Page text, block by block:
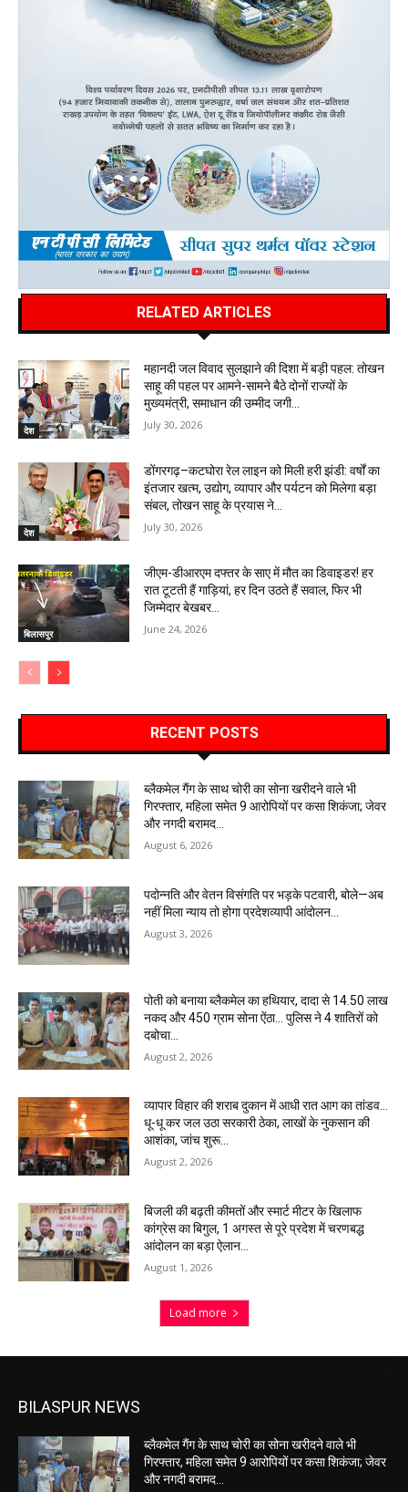
RELATED ARTICLES
देश
महानदी जल विवाद सुलझाने की दिशा में बड़ी पहल: तोखन
साहू की पहल पर आमने-सामने बैठे दोनों राज्यों के
मुख्यमंत्री, समाधान की उम्मीद जगी…
July 30, 2026
देश
डोंगरगढ़–कटघोरा रेल लाइन को मिली हरी झंडी: वर्षों का
इंतजार खत्म, उद्योग, व्यापार और पर्यटन को मिलेगा बड़ा
संबल, तोखन साहू के प्रयास ने...
July 30, 2026
बिलासपुर
जीएम-डीआरएम दफ्तर के साए में मौत का डिवाइडर! हर
रात टूटती हैं गाड़ियां, हर दिन उठते हैं सवाल, फिर भी
जिम्मेदार बेखबर…
June 24, 2026
RECENT POSTS
ब्लैकमेल गैंग के साथ चोरी का सोना खरीदने वाले भी
गिरफ्तार, महिला समेत 9 आरोपियों पर कसा शिकंजा; जेवर
और नगदी बरामद…
August 6, 2026
पदोन्नति और वेतन विसंगति पर भड़के पटवारी, बोले—अब
नहीं मिला न्याय तो होगा प्रदेशव्यापी आंदोलन…
August 3, 2026
पोती को बनाया ब्लैकमेल का हथियार, दादा से 14.50 लाख
नकद और 450 ग्राम सोना ऐंठा… पुलिस ने 4 शातिरों को
दबोचा…
August 2, 2026
व्यापार विहार की शराब दुकान में आधी रात आग का तांडव…
धू-धू कर जल उठा सरकारी ठेका, लाखों के नुकसान की
आशंका, जांच शुरू…
August 2, 2026
बिजली की बढ़ती कीमतों और स्मार्ट मीटर के खिलाफ
कांग्रेस का बिगुल, 1 अगस्त से पूरे प्रदेश में चरणबद्ध
आंदोलन का बड़ा ऐलान…
August 1, 2026
Load more
BILASPUR NEWS
ब्लैकमेल गैंग के साथ चोरी का सोना खरीदने वाले भी
गिरफ्तार, महिला समेत 9 आरोपियों पर कसा शिकंजा; जेवर
और नगदी बरामद…